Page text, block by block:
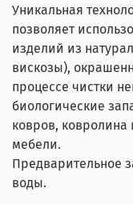
Уникальная
позволяет
изделий из
вискозы),
процессе чистки
биологические
ковров, ковролина
мебели.
Предварительное
воды.